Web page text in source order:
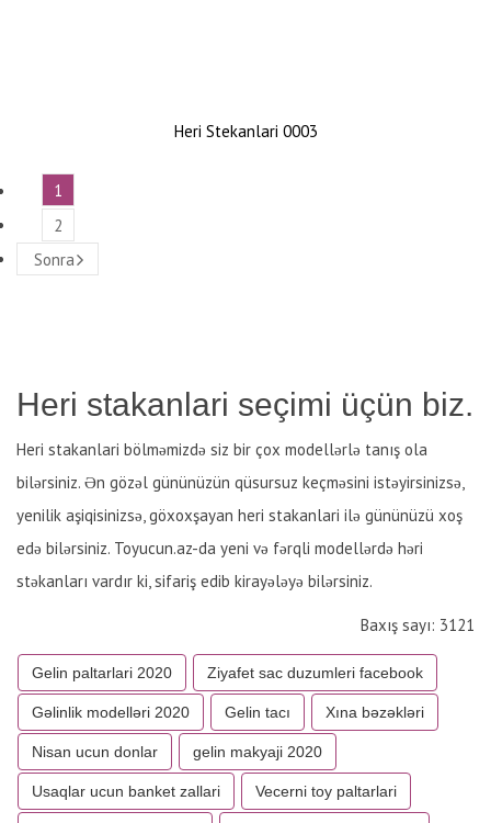
Heri Stekanlari 0003
1
2
Sonra
Heri stakanlari seçimi üçün biz.
Heri stakanlari bölməmizdə siz bir çox modellərlə tanış ola
bilərsiniz. Ən gözəl gününüzün qüsursuz keçməsini istəyirsinizsə,
yenilik aşiqisinizsə, göxoxşayan heri stakanlari ilə gününüzü xoş
edə bilərsiniz. Toyucun.az-da yeni və fərqli modellərdə həri
stəkanları vardır ki, sifariş edib kirayələyə bilərsiniz.
Baxış sayı: 3121
Gelin paltarlari 2020 Ziyafet sac duzumleri facebook
Gəlinlik modelləri 2020 Gelin tacı Xına bəzəkləri
Nisan ucun donlar gelin makyaji 2020
Usaqlar ucun banket zallari Vecerni toy paltarlari